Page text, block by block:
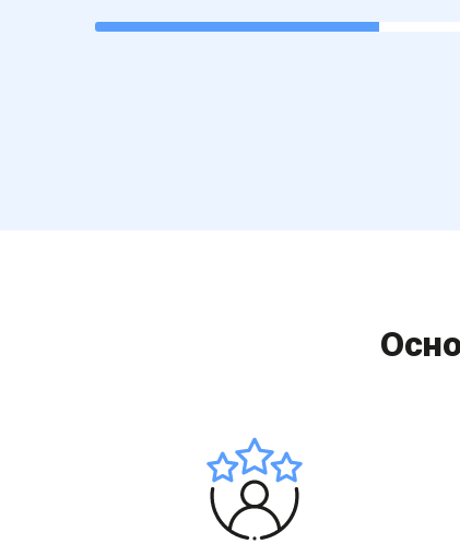
22.22222222222222%